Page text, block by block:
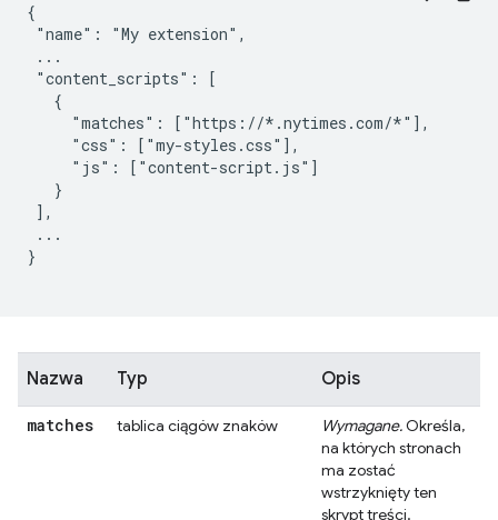
{
"name": "My extension",
...
"content_scripts": [
   {
     "matches": ["https://*.nytimes.com/*"],
     "css": ["my-styles.css"],
     "js": ["content-script.js"]
   }
],
...
}
Nazwa Typ Opis
matches tablica ciągów znaków Wymagane.Określa,
na których stronach
ma zostać
wstrzyknięty ten
skrypt treści.